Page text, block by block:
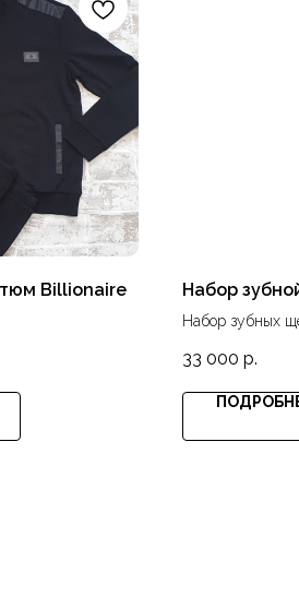
Billionaire Набор
Набор зубных
33 000 р.